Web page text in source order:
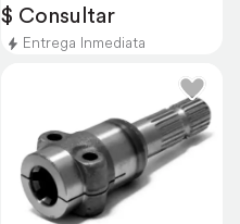
$ Consultar
Entrega Inmediata